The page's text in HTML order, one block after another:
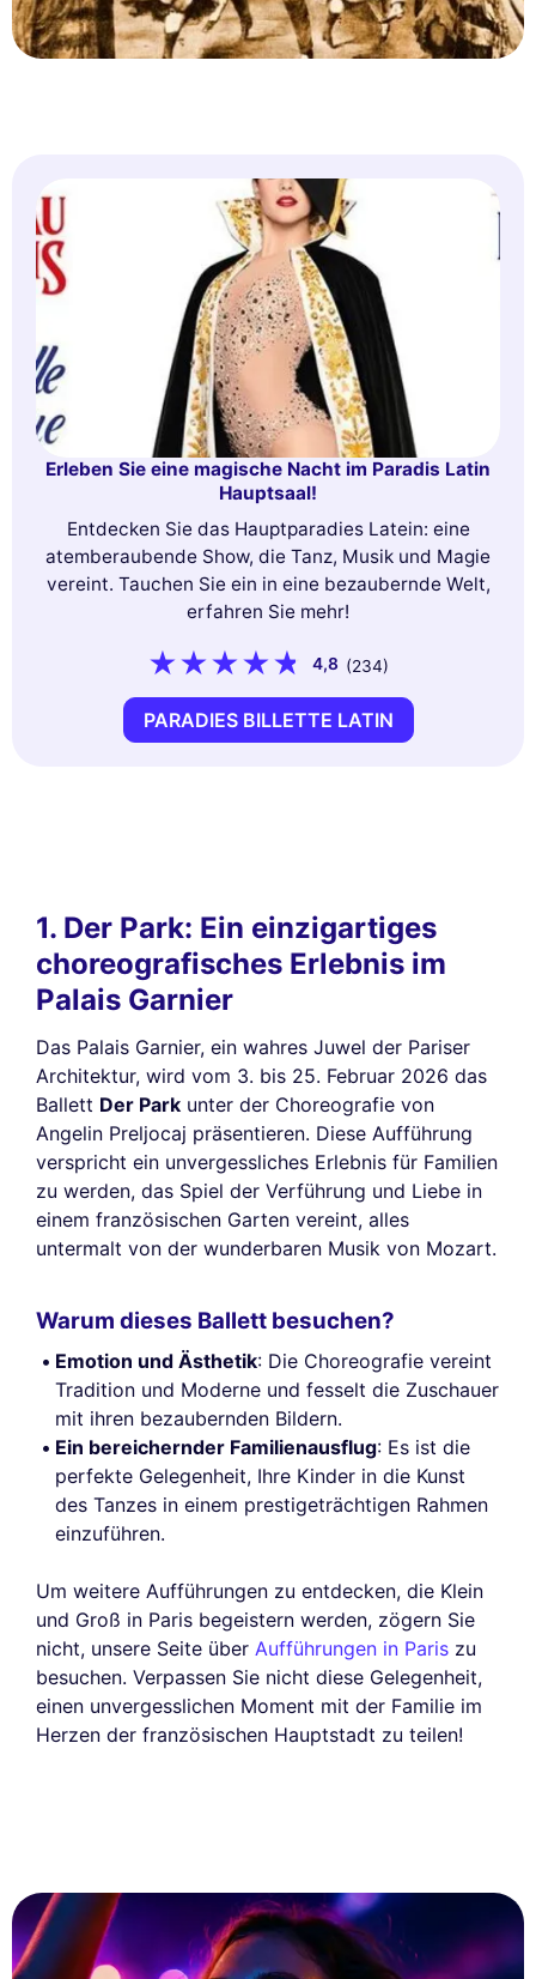
Erleben Sie eine magische Nacht im Paradis Latin
Hauptsaal!
Entdecken Sie das Hauptparadies Latein: eine
atemberaubende Show, die Tanz, Musik und Magie
vereint. Tauchen Sie ein in eine bezaubernde Welt,
erfahren Sie mehr!
4,8 (234)
PARADIES BILLETTE LATIN
1. Der Park: Ein einzigartiges
choreografisches Erlebnis im
Palais Garnier
Das Palais Garnier, ein wahres Juwel der Pariser
Architektur, wird vom 3. bis 25. Februar 2026 das
Ballett Der Park unter der Choreografie von
Angelin Preljocaj präsentieren. Diese Aufführung
verspricht ein unvergessliches Erlebnis für Familien
zu werden, das Spiel der Verführung und Liebe in
einem französischen Garten vereint, alles
untermalt von der wunderbaren Musik von Mozart.
Warum dieses Ballett besuchen?
Emotion und Ästhetik: Die Choreografie vereint
Tradition und Moderne und fesselt die Zuschauer
mit ihren bezaubernden Bildern.
Ein bereichernder Familienausflug: Es ist die
perfekte Gelegenheit, Ihre Kinder in die Kunst
des Tanzes in einem prestigeträchtigen Rahmen
einzuführen.
Um weitere Aufführungen zu entdecken, die Klein
und Groß in Paris begeistern werden, zögern Sie
nicht, unsere Seite über Aufführungen in Paris zu
besuchen. Verpassen Sie nicht diese Gelegenheit,
einen unvergesslichen Moment mit der Familie im
Herzen der französischen Hauptstadt zu teilen!